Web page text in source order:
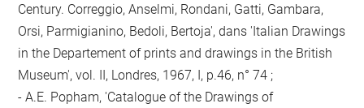
Century. Correggio, Anselmi, Rondani, Gatti, Gambara,
Orsi, Parmigianino, Bedoli, Bertoja', dans 'Italian Drawings
in the Departement of prints and drawings in the British
Museum', vol. II, Londres, 1967, I, p.46, n° 74 ;
- A.E. Popham, 'Catalogue of the Drawings of